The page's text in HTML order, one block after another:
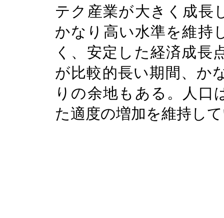
テク産業が大きく成長
かなり高い水準を維持
く、安定した経済成長
が比較的長い期間、か
りの余地もある。人口
た適度の増加を維持し